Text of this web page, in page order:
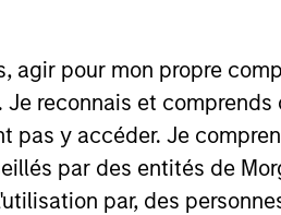
agir pour mon propre
. Je reconnais et
pas y accéder. Je
par des entités de
par, des
9 du règlement